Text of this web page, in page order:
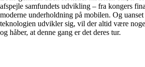
afspejle samfundets udvikling – fra kongers
moderne underholdning på mobilen. Og
teknologien udvikler sig, vil der altid være
og håber, at denne gang er det deres tur.